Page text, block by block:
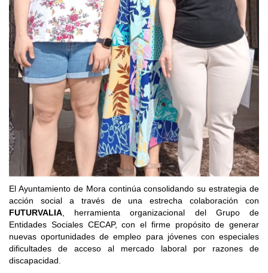
El Ayuntamiento de Mora continúa consolidando su estrategia de
acción social a través de una estrecha colaboración con
FUTURVALIA, herramienta organizacional del Grupo de
Entidades Sociales CECAP, con el firme propósito de generar
nuevas oportunidades de empleo para jóvenes con especiales
dificultades de acceso al mercado laboral por razones de
discapacidad.